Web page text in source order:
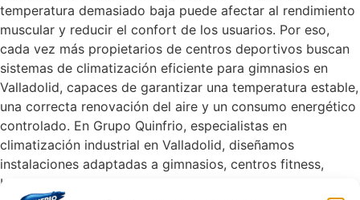
temperatura demasiado baja puede afectar al rendimiento
muscular y reducir el confort de los usuarios. Por eso,
cada vez más propietarios de centros deportivos buscan
sistemas de climatización eficiente para gimnasios en
Valladolid, capaces de garantizar una temperatura estable,
una correcta renovación del aire y un consumo energético
controlado. En Grupo Quinfrio, especialistas en
climatización industrial en Valladolid, diseñamos
instalaciones adaptadas a gimnasios, centros fitness,
boxes de cross training, centros deportivos, estudios de